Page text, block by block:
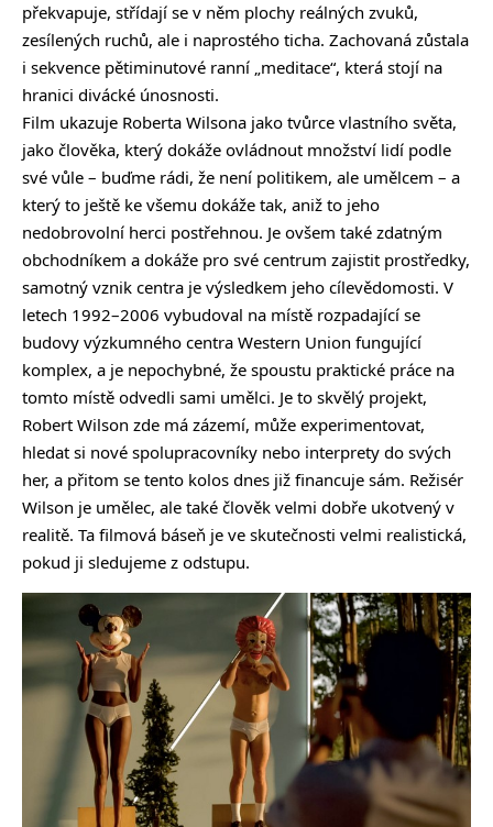
překvapuje, střídají se v něm plochy reálných zvuků,
zesílených ruchů, ale i naprostého ticha. Zachovaná zůstala
i sekvence pětiminutové ranní „meditace“, která stojí na
hranici divácké únosnosti.
Film ukazuje Roberta Wilsona jako tvůrce vlastního světa,
jako člověka, který dokáže ovládnout množství lidí podle
své vůle – buďme rádi, že není politikem, ale umělcem – a
který to ještě ke všemu dokáže tak, aniž to jeho
nedobrovolní herci postřehnou. Je ovšem také zdatným
obchodníkem a dokáže pro své centrum zajistit prostředky,
samotný vznik centra je výsledkem jeho cílevědomosti. V
letech 1992–2006 vybudoval na místě rozpadající se
budovy výzkumného centra Western Union fungující
komplex, a je nepochybné, že spoustu praktické práce na
tomto místě odvedli sami umělci. Je to skvělý projekt,
Robert Wilson zde má zázemí, může experimentovat,
hledat si nové spolupracovníky nebo interprety do svých
her, a přitom se tento kolos dnes již financuje sám. Režisér
Wilson je umělec, ale také člověk velmi dobře ukotvený v
realitě. Ta filmová báseň je ve skutečnosti velmi realistická,
pokud ji sledujeme z odstupu.